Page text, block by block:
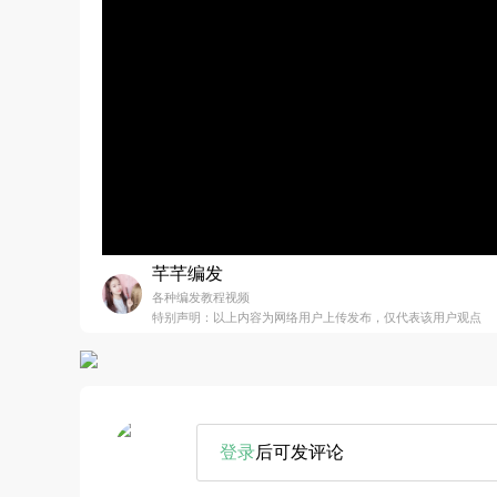
芊芊编发
各种编发教程视频
特别声明：以上内容为网络用户上传发布，仅代表该用户观点
登录后可发评论